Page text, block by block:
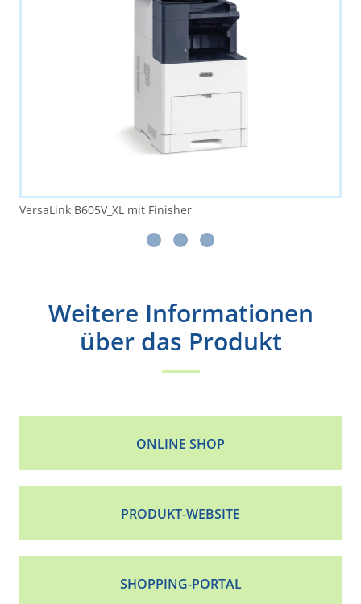
VersaLink B605V_XL mit Finisher
Weitere Informationen
über das Produkt
ONLINE SHOP
PRODUKT-WEBSITE
SHOPPING-PORTAL